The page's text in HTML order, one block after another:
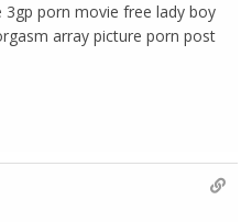
porn movie free lady boy
array picture porn post